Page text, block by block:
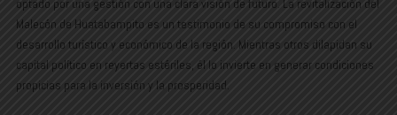
optado por una gestión con una clara visión de futuro. La revitalización del
Malecón de Huatabampito es un testimonio de su compromiso con el
desarrollo turístico y económico de la región. Mientras otros dilapidan su
capital político en reyertas estériles, él lo invierte en generar condiciones
propicias para la inversión y la prosperidad.